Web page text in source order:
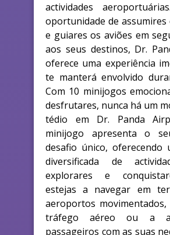
actividades
oportunidade de
e guiares os aviões em
aos seus destinos, Dr.
oferece uma experiência
te manterá envolvido
Com 10 minijogos
desfrutares, nunca há um
tédio em Dr. Panda
minijogo apresenta o
desafio único, oferecendo
diversificada de
explorares e
estejas a navegar em
aeroportos
tráfego aéreo ou a
passageiros com as suas